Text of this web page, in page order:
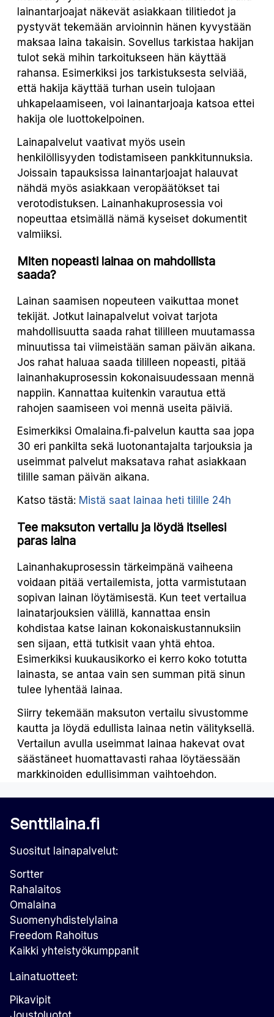
lainantarjoajat näkevät asiakkaan tilitiedot ja
pystyvät tekemään arvioinnin hänen kyvystään
maksaa laina takaisin. Sovellus tarkistaa hakijan
tulot sekä mihin tarkoitukseen hän käyttää
rahansa. Esimerkiksi jos tarkistuksesta selviää,
että hakija käyttää turhan usein tulojaan
uhkapelaamiseen, voi lainantarjoaja katsoa ettei
hakija ole luottokelpoinen.
Lainapalvelut vaativat myös usein
henkilöllisyyden todistamiseen pankkitunnuksia.
Joissain tapauksissa lainantarjoajat halauvat
nähdä myös asiakkaan veropäätökset tai
verotodistuksen. Lainanhakuprosessia voi
nopeuttaa etsimällä nämä kyseiset dokumentit
valmiiksi.
Miten nopeasti lainaa on mahdollista
saada?
Lainan saamisen nopeuteen vaikuttaa monet
tekijät. Jotkut lainapalvelut voivat tarjota
mahdollisuutta saada rahat tililleen muutamassa
minuutissa tai viimeistään saman päivän aikana.
Jos rahat haluaa saada tililleen nopeasti, pitää
lainanhakuprosessin kokonaisuudessaan mennä
nappiin. Kannattaa kuitenkin varautua että
rahojen saamiseen voi mennä useita päiviä.
Esimerkiksi Omalaina.fi-palvelun kautta saa jopa
30 eri pankilta sekä luotonantajalta tarjouksia ja
useimmat palvelut maksatava rahat asiakkaan
tilille saman päivän aikana.
Katso tästä: Mistä saat lainaa heti tilille 24h
Tee maksuton vertailu ja löydä itsellesi
paras laina
Lainanhakuprosessin tärkeimpänä vaiheena
voidaan pitää vertailemista, jotta varmistutaan
sopivan lainan löytämisestä. Kun teet vertailua
lainatarjouksien välillä, kannattaa ensin
kohdistaa katse lainan kokonaiskustannuksiin
sen sijaan, että tutkisit vaan yhtä ehtoa.
Esimerkiksi kuukausikorko ei kerro koko totutta
lainasta, se antaa vain sen summan pitä sinun
tulee lyhentää lainaa.
Siirry tekemään maksuton vertailu sivustomme
kautta ja löydä edullista lainaa netin välityksellä.
Vertailun avulla useimmat lainaa hakevat ovat
säästäneet huomattavasti rahaa löytäessään
markkinoiden edullisimman vaihtoehdon.
Senttilaina.fi
Suositut lainapalvelut:
Sortter
Rahalaitos
Omalaina
Suomenyhdistelylaina
Freedom Rahoitus
Kaikki yhteistyökumppanit
Lainatuotteet:
Pikavipit